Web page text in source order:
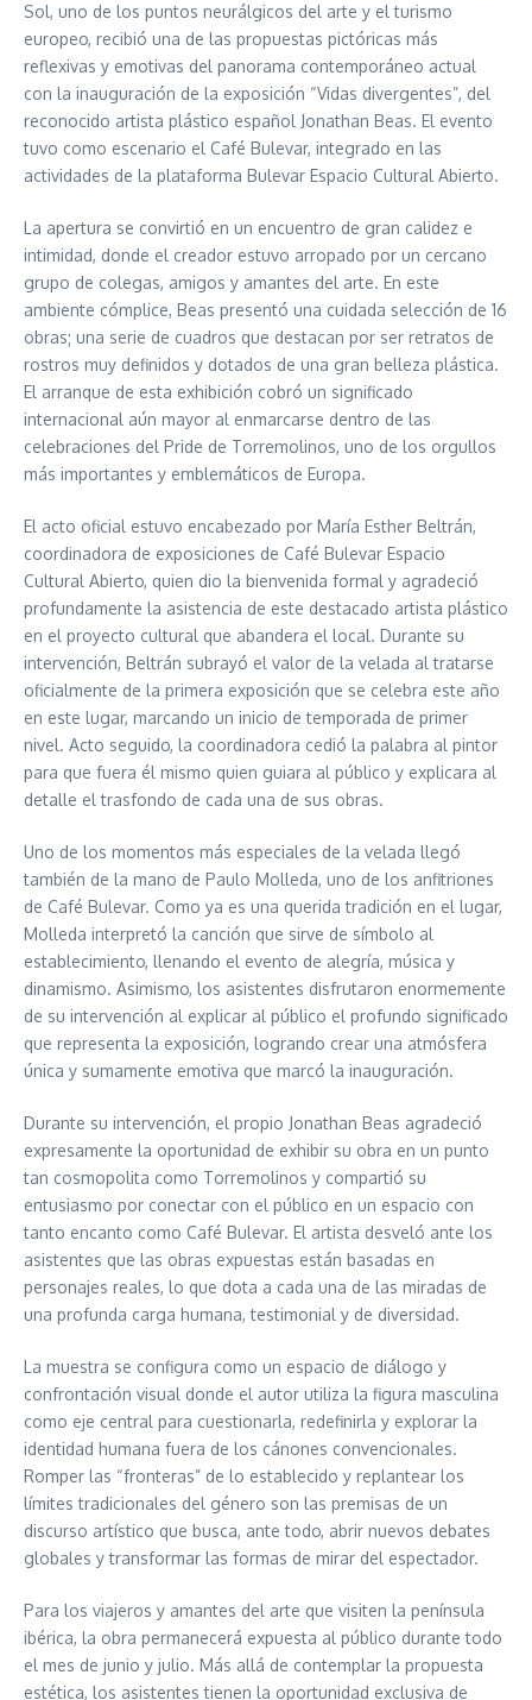
Sol, uno de los puntos neurálgicos del arte y el turismo
europeo, recibió una de las propuestas pictóricas más
reflexivas y emotivas del panorama contemporáneo actual
con la inauguración de la exposición “Vidas divergentes”, del
reconocido artista plástico español Jonathan Beas. El evento
tuvo como escenario el Café Bulevar, integrado en las
actividades de la plataforma Bulevar Espacio Cultural Abierto.
La apertura se convirtió en un encuentro de gran calidez e
intimidad, donde el creador estuvo arropado por un cercano
grupo de colegas, amigos y amantes del arte. En este
ambiente cómplice, Beas presentó una cuidada selección de 16
obras; una serie de cuadros que destacan por ser retratos de
rostros muy definidos y dotados de una gran belleza plástica.
El arranque de esta exhibición cobró un significado
internacional aún mayor al enmarcarse dentro de las
celebraciones del Pride de Torremolinos, uno de los orgullos
más importantes y emblemáticos de Europa.
El acto oficial estuvo encabezado por María Esther Beltrán,
coordinadora de exposiciones de Café Bulevar Espacio
Cultural Abierto, quien dio la bienvenida formal y agradeció
profundamente la asistencia de este destacado artista plástico
en el proyecto cultural que abandera el local. Durante su
intervención, Beltrán subrayó el valor de la velada al tratarse
oficialmente de la primera exposición que se celebra este año
en este lugar, marcando un inicio de temporada de primer
nivel. Acto seguido, la coordinadora cedió la palabra al pintor
para que fuera él mismo quien guiara al público y explicara al
detalle el trasfondo de cada una de sus obras.
Uno de los momentos más especiales de la velada llegó
también de la mano de Paulo Molleda, uno de los anfitriones
de Café Bulevar. Como ya es una querida tradición en el lugar,
Molleda interpretó la canción que sirve de símbolo al
establecimiento, llenando el evento de alegría, música y
dinamismo. Asimismo, los asistentes disfrutaron enormemente
de su intervención al explicar al público el profundo significado
que representa la exposición, logrando crear una atmósfera
única y sumamente emotiva que marcó la inauguración.
Durante su intervención, el propio Jonathan Beas agradeció
expresamente la oportunidad de exhibir su obra en un punto
tan cosmopolita como Torremolinos y compartió su
entusiasmo por conectar con el público en un espacio con
tanto encanto como Café Bulevar. El artista desveló ante los
asistentes que las obras expuestas están basadas en
personajes reales, lo que dota a cada una de las miradas de
una profunda carga humana, testimonial y de diversidad.
La muestra se configura como un espacio de diálogo y
confrontación visual donde el autor utiliza la figura masculina
como eje central para cuestionarla, redefinirla y explorar la
identidad humana fuera de los cánones convencionales.
Romper las “fronteras” de lo establecido y replantear los
límites tradicionales del género son las premisas de un
discurso artístico que busca, ante todo, abrir nuevos debates
globales y transformar las formas de mirar del espectador.
Para los viajeros y amantes del arte que visiten la península
ibérica, la obra permanecerá expuesta al público durante todo
el mes de junio y julio. Más allá de contemplar la propuesta
estética, los asistentes tienen la oportunidad exclusiva de